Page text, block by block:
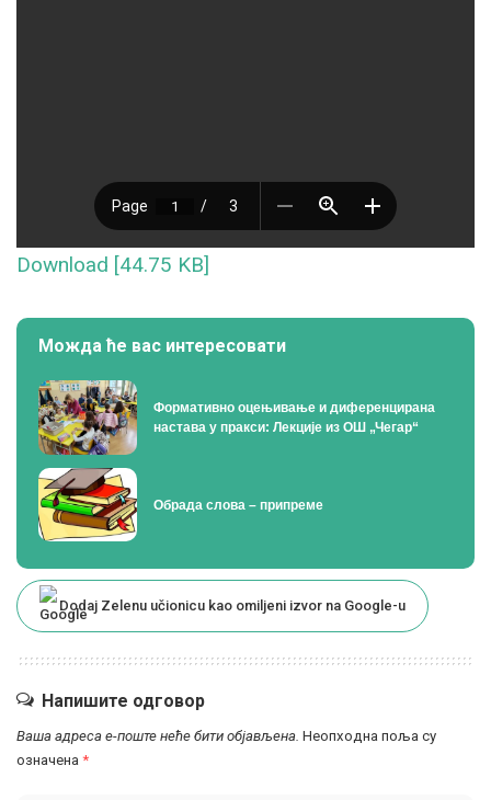
Download [44.75 KB]
Можда ће вас интересовати
Формативно оцењивање и диференцирана
настава у пракси: Лекције из ОШ „Чегар“
Oбрада слова – припреме
Dodaj Zelenu učionicu kao omiljeni izvor na Google-u
Напишите одговор
Ваша адреса е-поште неће бити објављена. Неопходна поља су
означена *